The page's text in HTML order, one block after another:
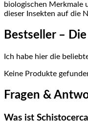
biologischen Merkmale
dieser Insekten auf ⁢die
Bestseller –
Ich habe ⁢hier die
Keine Produkte
Fragen &
Was⁤ ist